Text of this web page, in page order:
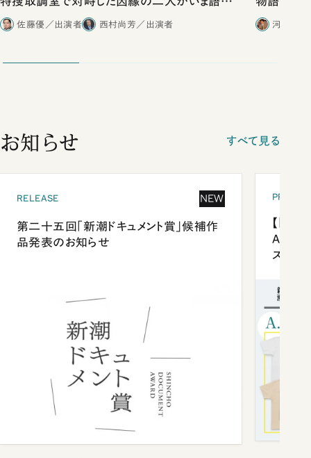
合ったこと
佐藤優／出演者 西村尚芳／出演者 河野有
お知らせ すべて見る
RELEASE NEW
第二十五回「新潮ドキュメント賞」候補作
品発表のお知らせ
【「新
ズプレ